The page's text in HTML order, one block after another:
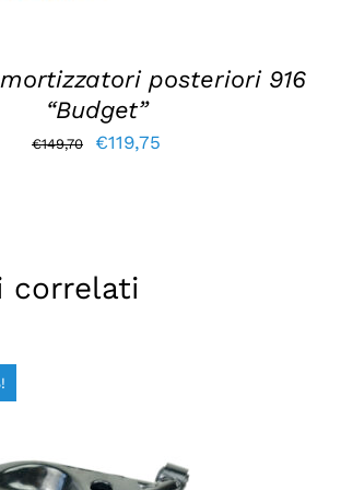
posteriori 916
“Budget”
€149,70
Il
€149,70.
€119,75
correlati